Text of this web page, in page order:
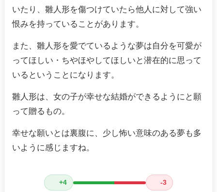
いたり、雛人形を傷つけていたら他人に対して強い
恨みを持っていることがあります。
また、雛人形を愛でているような夢は自分を可愛が
ってほしい・ちやほやしてほしいと潜在的に思って
いるということになります。
雛人形は、女の子が幸せな結婚ができるようにと願
って贈るもの。
幸せな願いとは裏腹に、少し怖い意味のある夢も多
いように感じますね。
+4 -3